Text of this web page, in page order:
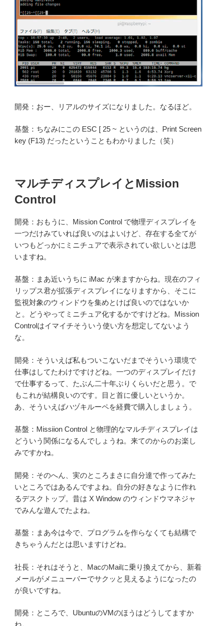
開発：おー、リアルのサイズになりました。なるほど。
基盤：ちなみにこの ESC [ 25 ~ というのは、Print Screen
key (F13) だったということもわかりました（笑）
マルチディスプレイとMission
Control
開発：おもうに、Mission Control で物理ディスプレイを
一つだけみていれば良いのはよいけど、存在する全てが
いつもどっかにミニチュアで表示されてい欲しいとは思
いますね。
基盤：まあ近いうちに iMac が来ますからね。現在のフィ
リップス君が拡張ディスプレイになりますから、そこに
監視対象のウィンドウを集めとけば良いのではないか
と。どうやってミニチュア化するかですけどね。Mission
Controlはイマイチそういう使い方を想定してないよう
な。
開発：そういえば私もついこないだまでそういう環境で
仕事はしてたわけですけどね。一つのディスプレイだけ
で仕事するって、たぶん二十年ぶりくらいだと思う。で
もこれが結構良いのです。目と首に優しいというか。
あ、そういえばハヅキルーペを経費で購入しましょう。
基盤：Missiion Control と物理的なマルチディスプレイは
どういう関係になるんでしょうね。来てのからのお楽し
みですかね。
開発：そのへん、実のところまさに自分達で作ってみた
いところではあるんですよね。自分の好きなように作れ
るデスクトップ。昔は X Window のウィンドウマネジャ
でみんな遊んでたよね。
基盤：まあ今は今で、プログラムを作らなくても結構で
きちゃうんだとは思いますけどね。
社長：それはそうと、MacのMailに乗り換えてから、新着
メールがメニューバーでサクッと見えるようになったの
が良いですね。
開発：ところで、UbuntuのVMのほうはどうしてますか